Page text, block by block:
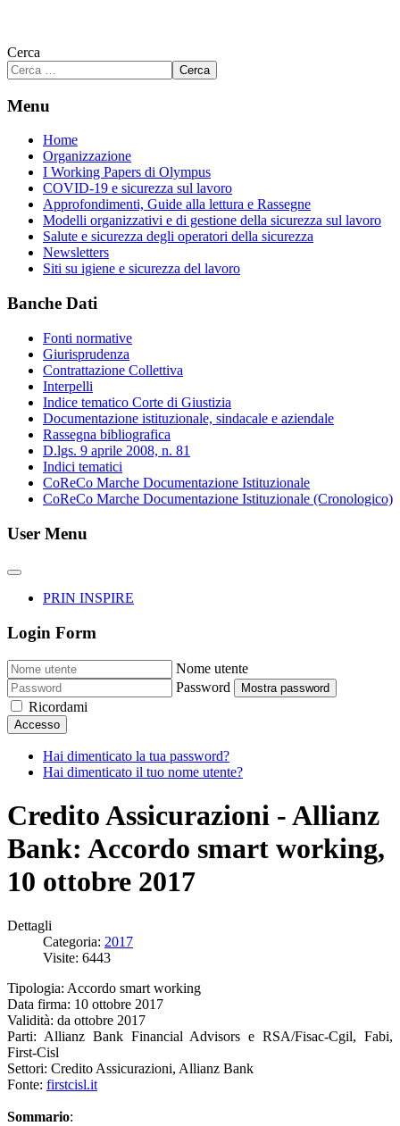
Cerca
Cerca
Menu
Home
Organizzazione
I Working Papers di Olympus
COVID-19 e sicurezza sul lavoro
Approfondimenti, Guide alla lettura e Rassegne
Modelli organizzativi e di gestione della sicurezza sul lavoro
Salute e sicurezza degli operatori della sicurezza
Newsletters
Siti su igiene e sicurezza del lavoro
Banche Dati
Fonti normative
Giurisprudenza
Contrattazione Collettiva
Interpelli
Indice tematico Corte di Giustizia
Documentazione istituzionale, sindacale e aziendale
Rassegna bibliografica
D.lgs. 9 aprile 2008, n. 81
Indici tematici
CoReCo Marche Documentazione Istituzionale
CoReCo Marche Documentazione Istituzionale (Cronologico)
User Menu
PRIN INSPIRE
Login Form
Nome utente
Password
Mostra password
Ricordami
Accesso
Hai dimenticato la tua password?
Hai dimenticato il tuo nome utente?
Credito Assicurazioni - Allianz
Bank: Accordo smart working,
10 ottobre 2017
Dettagli
Categoria: 2017
Visite: 6443
Tipologia: Accordo smart working
Data firma: 10 ottobre 2017
Validità: da ottobre 2017
Parti: Allianz Bank Financial Advisors e RSA/Fisac-Cgil, Fabi,
First-Cisl
Settori: Credito Assicurazioni, Allianz Bank
Fonte: firstcisl.it
Sommario: